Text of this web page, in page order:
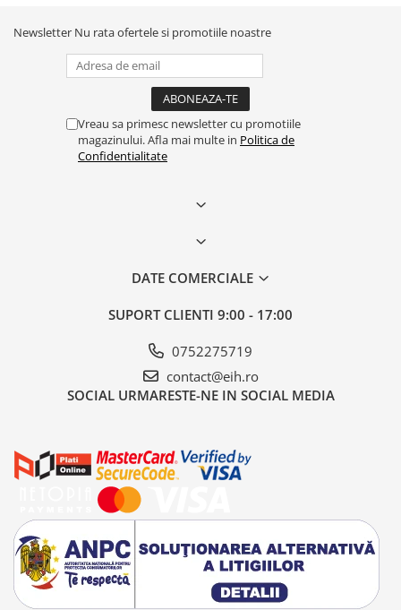
Newsletter Nu rata ofertele si promotiile noastre
Vreau sa primesc newsletter cu promotiile
magazinului. Afla mai multe in Politica de
Confidentialitate
DATE COMERCIALE
SUPORT CLIENTI 9:00 - 17:00
0752275719
contact@eih.ro
SOCIAL URMARESTE-NE IN SOCIAL MEDIA